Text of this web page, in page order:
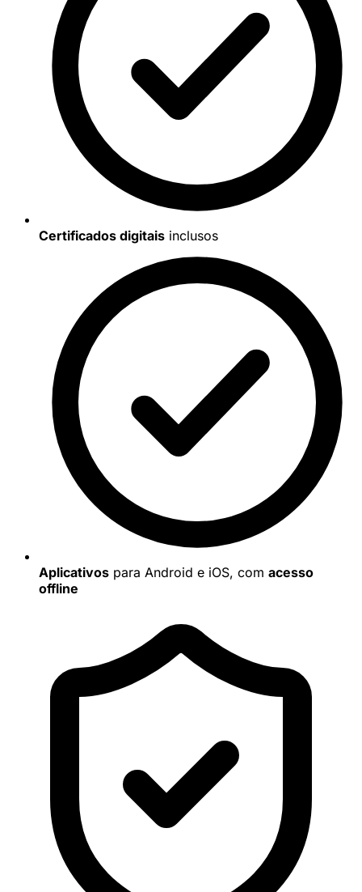
Certificados digitais inclusos
Aplicativos para Android e iOS, com acesso
offline